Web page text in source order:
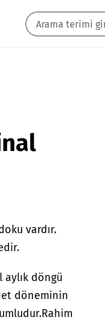
vardır.
aylık döngü
döneminin
Rahim